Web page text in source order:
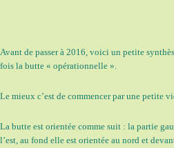
Avant de passer à 2016, voici un petite
fois la butte « opérationnelle ».
Le mieux c’est de commencer par une petite
La butte est orientée comme suit : la partie
l’est, au fond elle est orientée au nord et